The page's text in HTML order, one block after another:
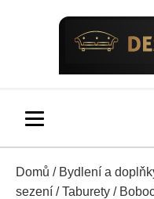
Domů / Bydlení a
sezení /Taburety /